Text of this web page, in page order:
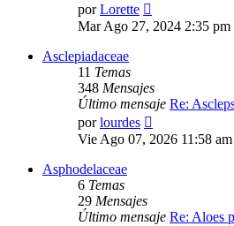
porLorette
último
Mar Ago 27, 2024 2:35 pm
Asclepiadaceae
11 Temas
348 Mensajes
Último mensaje Re:
porlourdes
último
Vie Ago 07, 2026 11:58 am
Asphodelaceae
6 Temas
29 Mensajes
Último mensaje Re: Aloes